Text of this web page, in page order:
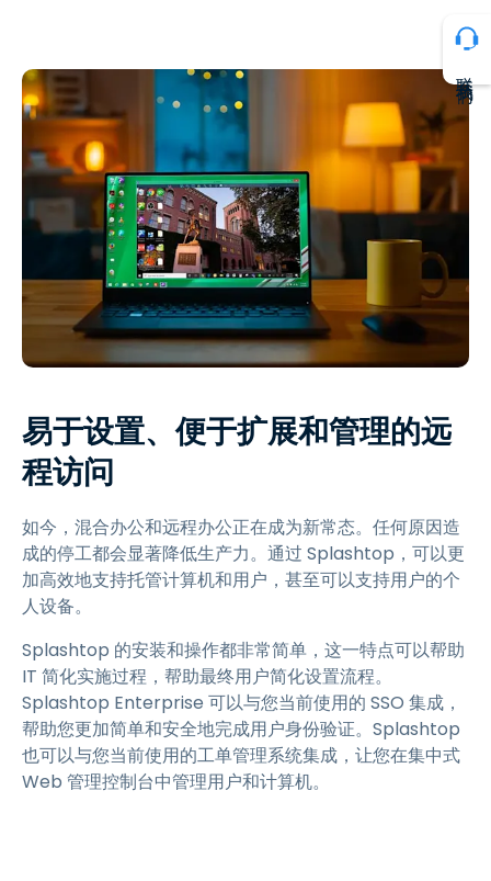
易于设置、便于扩展和管理的远
程访问
如今，混合办公和远程办公正在成为新常态。任何原因造
成的停工都会显著降低生产力。通过 Splashtop，可以更
加高效地支持托管计算机和用户，甚至可以支持用户的个
人设备。
Splashtop 的安装和操作都非常简单，这一特点可以帮助
IT 简化实施过程，帮助最终用户简化设置流程。
Splashtop Enterprise 可以与您当前使用的 SSO 集成，
帮助您更加简单和安全地完成用户身份验证。Splashtop
也可以与您当前使用的工单管理系统集成，让您在集中式
Web 管理控制台中管理用户和计算机。